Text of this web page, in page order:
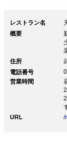
レストラン名
概要
住所
電話番号
営業時間
URL
/